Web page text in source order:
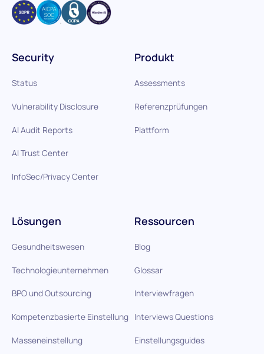
Produkt
Assessments
Referenzprüfungen
Plattform
Lösungen
Gesundheitswesen
Technologieunternehmen
BPO und Outsourcing
Kompetenzbasierte Einstellung
Masseneinstellung
Ressourcen
Blog
Glossar
Interviewfragen
Interviews Questions
Einstellungsguides
Security
Status
Vulnerability Disclosure
AI Audit Reports
AI Trust Center
InfoSec/Privacy Center